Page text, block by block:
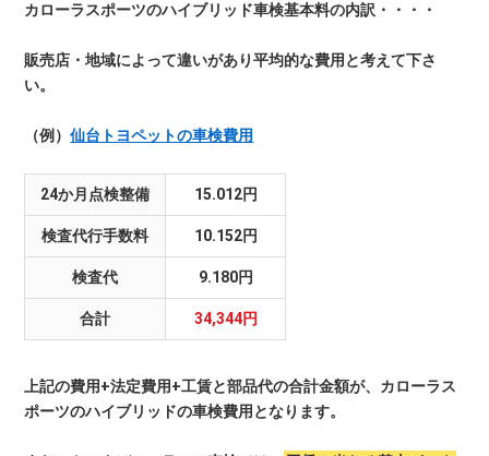
カローラスポーツのハイブリッド車検基本料の内訳・・・・
販売店・地域によって違いがあり平均的な費用と考えて下さ
い。
（例）仙台トヨペットの車検費用
24か月点検整備 15.012円
検査代行手数料 10.152円
検査代 9.180円
合計 34,344円
上記の費用+法定費用+工賃と部品代の合計金額が、カローラス
ポーツのハイブリッドの車検費用となります。